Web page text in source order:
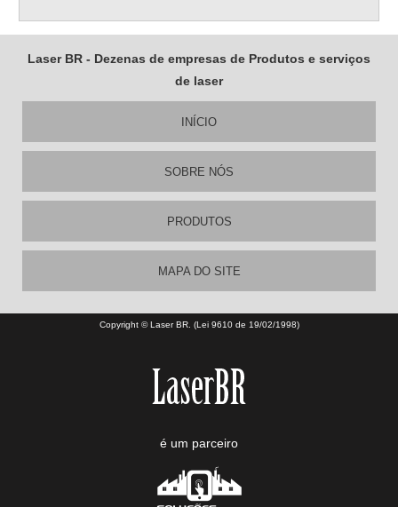
Laser BR - Dezenas de empresas de Produtos e serviços
de laser
INÍCIO
SOBRE NÓS
PRODUTOS
MAPA DO SITE
Copyright © Laser BR. (Lei 9610 de 19/02/1998)
é um parceiro